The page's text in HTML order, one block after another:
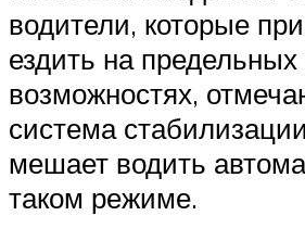
водители, которые
ездить на предельных
возможностях,
система
мешает водить
таком режиме.